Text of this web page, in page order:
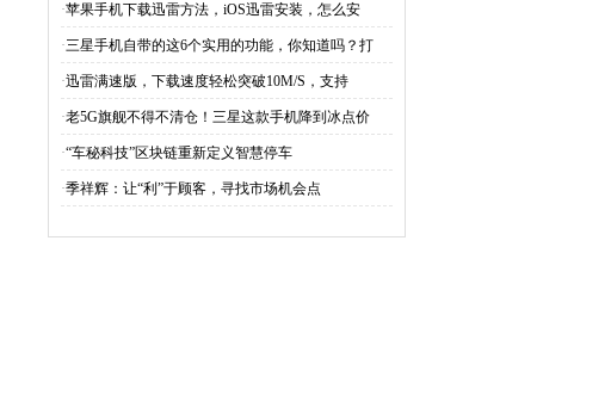
·苹果手机下载迅雷方法，iOS迅雷安装，怎么安
·三星手机自带的这6个实用的功能，你知道吗？打
·迅雷满速版，下载速度轻松突破10M/S，支持
·老5G旗舰不得不清仓！三星这款手机降到冰点价
·“车秘科技”区块链重新定义智慧停车
·季祥辉：让“利”于顾客，寻找市场机会点